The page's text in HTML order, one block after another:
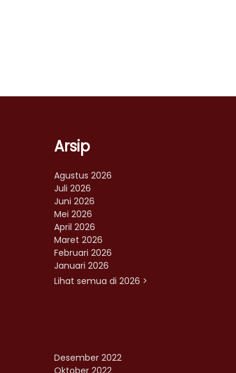
Arsip
Agustus 2026
Juli 2026
Juni 2026
Mei 2026
April 2026
Maret 2026
Februari 2026
Januari 2026
Lihat semua di 2026 >
Desember 2022
Oktober 2022